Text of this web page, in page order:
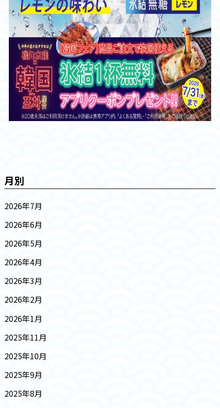
月別
2026年7月
2026年6月
2026年5月
2026年4月
2026年3月
2026年2月
2026年1月
2025年11月
2025年10月
2025年9月
2025年8月